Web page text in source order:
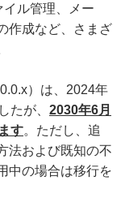
ル管理、メー
作成など、さまざ
）は、2024年
たが、 2030年6月
す。ただし、追
法および既知の不
中の場合は移行を